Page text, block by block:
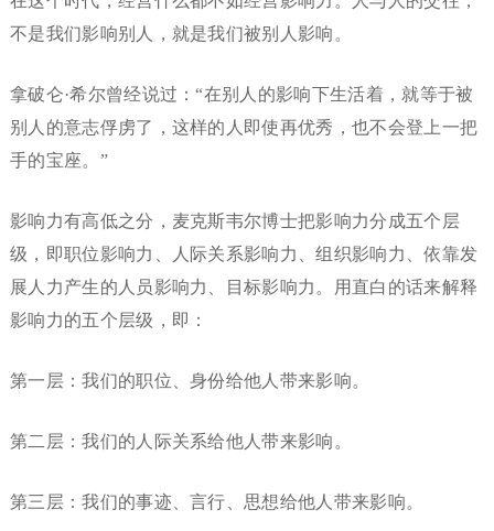
不是我们影响别人，就是我们被别人影响。
拿破仑·希尔曾经说过：“在别人的影响下生活着，就等于被
别人的意志俘虏了，这样的人即使再优秀，也不会登上一把
手的宝座。”
影响力有高低之分，麦克斯韦尔博士把影响力分成五个层
级，即职位影响力、人际关系影响力、组织影响力、依靠发
展人力产生的人员影响力、目标影响力。用直白的话来解释
影响力的五个层级，即：
第一层：我们的职位、身份给他人带来影响。
第二层：我们的人际关系给他人带来影响。
第三层：我们的事迹、言行、思想给他人带来影响。